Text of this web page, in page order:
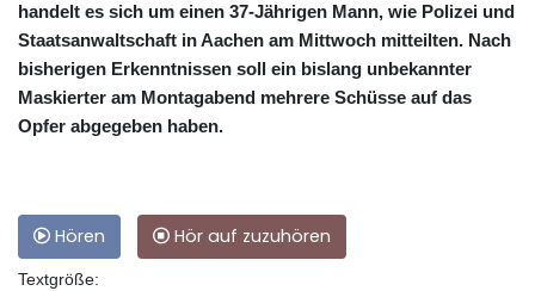
handelt es sich um einen 37-Jährigen Mann, wie Polizei und
Staatsanwaltschaft in Aachen am Mittwoch mitteilten. Nach
bisherigen Erkenntnissen soll ein bislang unbekannter
Maskierter am Montagabend mehrere Schüsse auf das
Opfer abgegeben haben.
Hören Hör auf zuzuhören
Textgröße: